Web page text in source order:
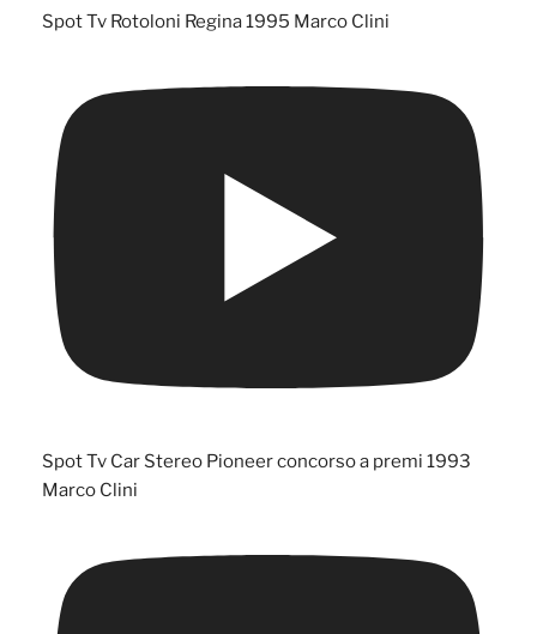
Spot Tv Rotoloni Regina 1995 Marco Clini
Spot Tv Car Stereo Pioneer concorso a premi 1993
Marco Clini